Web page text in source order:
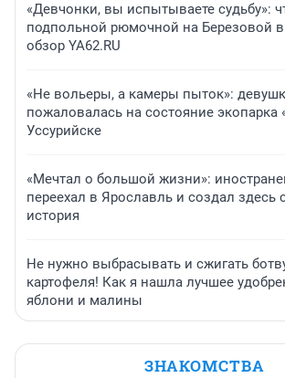
«Девчонки, вы испытываете судьбу»:
подпольной рюмочной на Березовой
обзор YA62.RU
«Не вольеры, а камеры пыток»:
пожаловалась на состояние экопарка
Уссурийске
«Мечтал о большой жизни»:
переехал в Ярославль и создал
история
Не нужно выбрасывать и сжигать
картофеля! Как я нашла лучшее
яблони и малины
ЗНАКОМСТВА